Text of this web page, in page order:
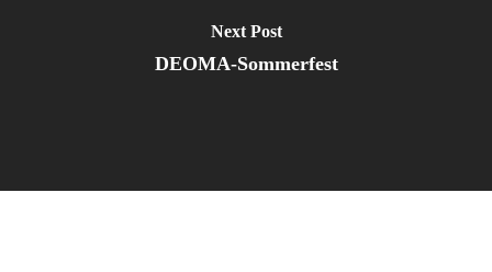
Next Post
DEOMA-Sommerfest